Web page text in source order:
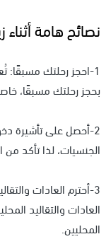
نصائح هامة أثناء
1-احجز رحلتك مسبقًا:
بحجز رحلتك مسبقًا،
2-أحصل على تأشيرة
الجنسيات، لذا تأكد
3-أحترم العادات
العادات والتقاليد
المحليين.